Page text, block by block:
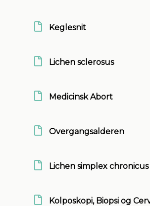
Keglesnit
Lichen sclerosus
Medicinsk Abort
Overgangsalderen
Lichen simplex chronicus
Kolposkopi, Biopsi og